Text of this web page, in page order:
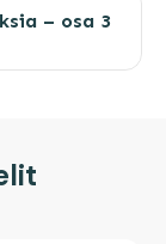
– osa 3